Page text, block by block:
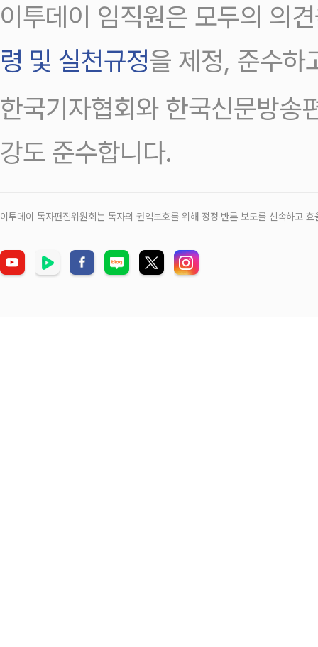
이투데이 임직원은 모두의 의
령 및 실천규정을 제정, 준수하
한국기자협회와 한국신문방송
강도 준수합니다.
이투데이 독자편집위원회는 독자의 권익보호를 위해 정정‧반론 보도를 신속하고